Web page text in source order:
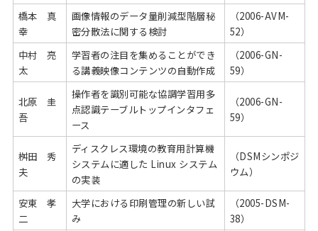
橋本 真
幸
画像情報のデータ量削減型階層秘
密分散法に関する検討
（2006-AVM-
52）
中村 亮
太
学習者の注目を集めることができ
る講義映像コンテンツの自動作成
（2006-GN-
59）
北原 圭
吾
操作者を識別可能な協調学習用多
点認識テーブルトップインタフェ
ース
（2006-GN-
59）
桝田 秀
夫
ディスクレス環境の教育用計算機
システムに適した Linux システム
の実装
（DSMシンポジ
ウム）
安東 孝
二
大学における印刷管理の新しい試
み
（2005-DSM-
38）